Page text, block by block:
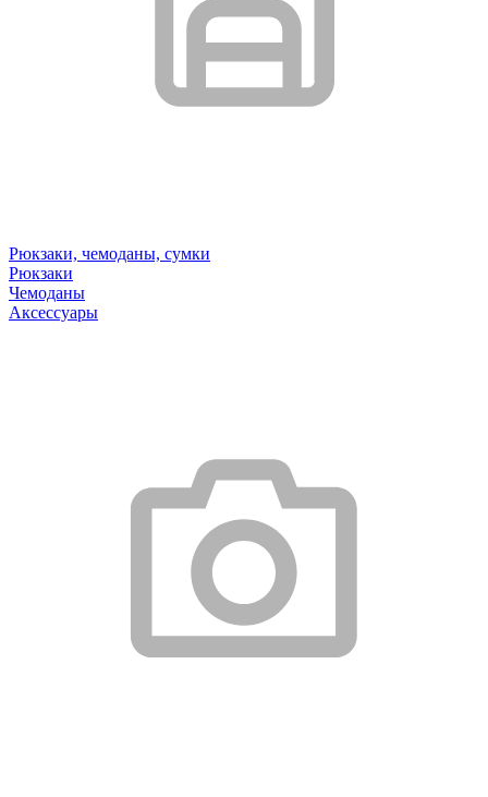
Рюкзаки, чемоданы, сумки
Рюкзаки
Чемоданы
Аксессуары